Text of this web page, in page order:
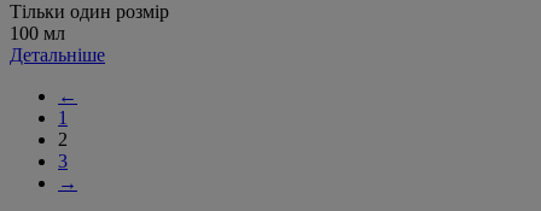
Тільки один розмір
100 мл
Детальніше
←
1
2
3
→